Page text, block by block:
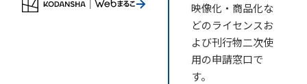
映像化・商品化な
どのライセンスお
よび刊行物二次使
用の申請窓口で
す。